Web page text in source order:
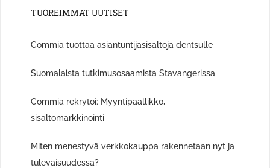
TUOREIMMAT UUTISET
Commia tuottaa asiantuntijasisältöjä dentsulle
Suomalaista tutkimusosaamista Stavangerissa
Commia rekrytoi: Myyntipäällikkö,
sisältömarkkinointi
Miten menestyvä verkkokauppa rakennetaan nyt ja
tulevaisuudessa?